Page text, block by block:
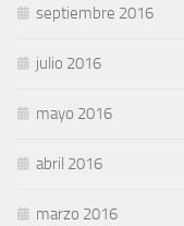
septiembre 2016
julio 2016
mayo 2016
abril 2016
marzo 2016